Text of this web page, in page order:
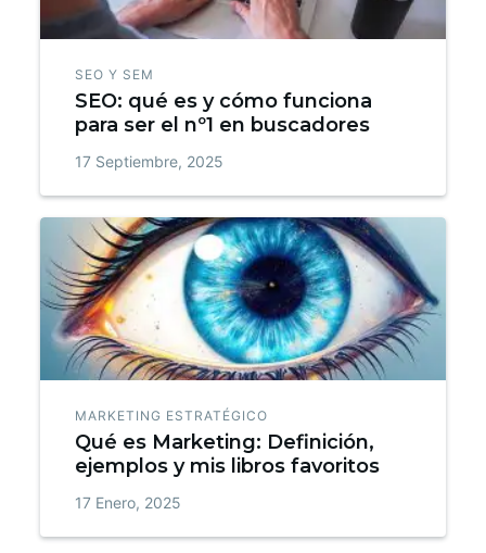
SEO Y SEM
SEO: qué es y cómo funciona
para ser el nº1 en buscadores
17 Septiembre, 2025
MARKETING ESTRATÉGICO
Qué es Marketing: Definición,
ejemplos y mis libros favoritos
17 Enero, 2025